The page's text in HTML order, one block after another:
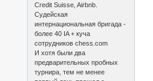
Credit Suisse, Airbnb.
Судейская
интернациональная бригада -
более 40 IA + куча
сотрудников chess.com
И хотя были два
предварительных пробных
турнира, тем не менее